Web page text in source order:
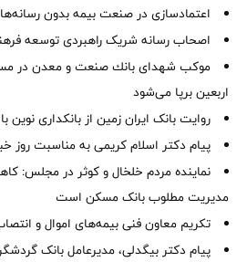
اعتمادسازی در صنعت بیمه بدون
اصحاب رسانه شریک راهبردی توسعه
موكب شهدای بانك صنعت و معدن در
اربعین برپا می‌شود
روایت بانک ایران زمین از بانکداری
پیام دکتر اسلام کریمی به مناسبت روز
مدیریت مطلوب بانک مسکن است
تکریم معاون فنی بیمه‌های اموال و
پیام دکتر بیگدلی، مدیرعامل بانک